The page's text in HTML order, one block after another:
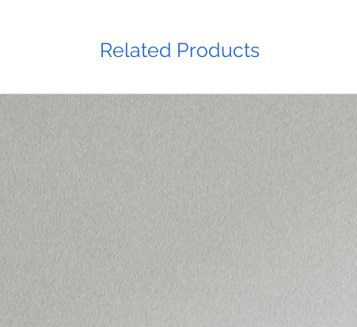
Related Products